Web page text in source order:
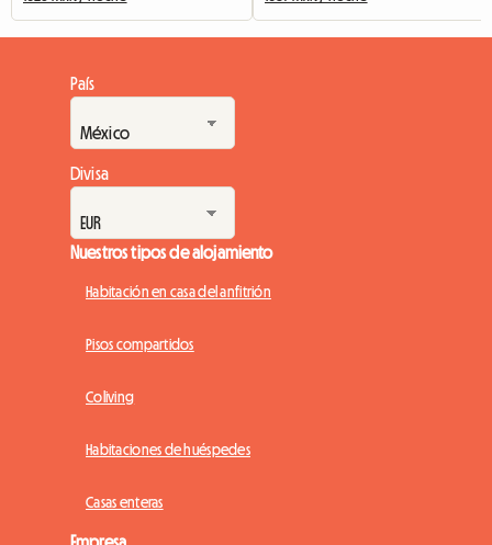
País
Divisa
Nuestros tipos de alojamiento
Habitación en casa del anfitrión
Pisos compartidos
Coliving
Habitaciones de huéspedes
Casas enteras
Empresa